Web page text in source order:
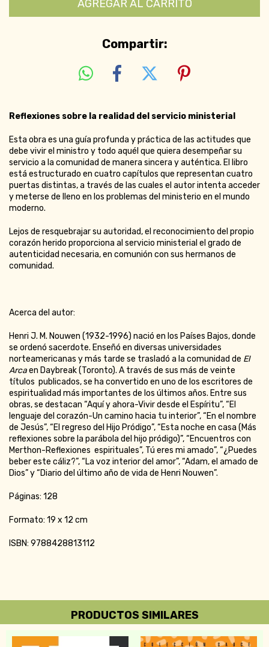
Compartir:
Reflexiones sobre la realidad del servicio ministerial
Esta obra es una guía profunda y práctica de las actitudes que
debe vivir el ministro y todo aquél que quiera desempeñar su
servicio a la comunidad de manera sincera y auténtica. El libro
está estructurado en cuatro capítulos que representan cuatro
puertas distintas, a través de las cuales el autor intenta acceder
y meterse de lleno en los problemas del ministerio en el mundo
moderno.
Lejos de resquebrajar su autoridad, el reconocimiento del propio
corazón herido proporciona al servicio ministerial el grado de
autenticidad necesaria, en comunión con sus hermanos de
comunidad.
Acerca del autor:
Henri J. M. Nouwen (1932-1996) nació en los Países Bajos, donde
se ordenó sacerdote. Enseñó en diversas universidades
norteamericanas y más tarde se trasladó a la comunidad de El
Arcaen Daybreak (Toronto). A través de sus más de veinte
títulos publicados, se ha convertido en uno de los escritores de
espiritualidad más importantes de los últimos años. Entre sus
obras, se destacan “Aquí y ahora-Vivir desde el Espíritu”, “El
lenguaje del corazón-Un camino hacia tu interior”, “En el nombre
de Jesús”, “El regreso del Hijo Pródigo”, “Esta noche en casa (Más
reflexiones sobre la parábola del hijo pródigo)”, “Encuentros con
Merthon-Reflexiones espirituales”, Tú eres mi amado”, “¿Puedes
beber este cáliz?”, “La voz interior del amor”, “Adam, el amado de
Dios” y “Diario del último año de vida de Henri Nouwen”.
Páginas: 128
Formato: 19 x 12 cm
ISBN: 9788428813112
PRODUCTOS SIMILARES